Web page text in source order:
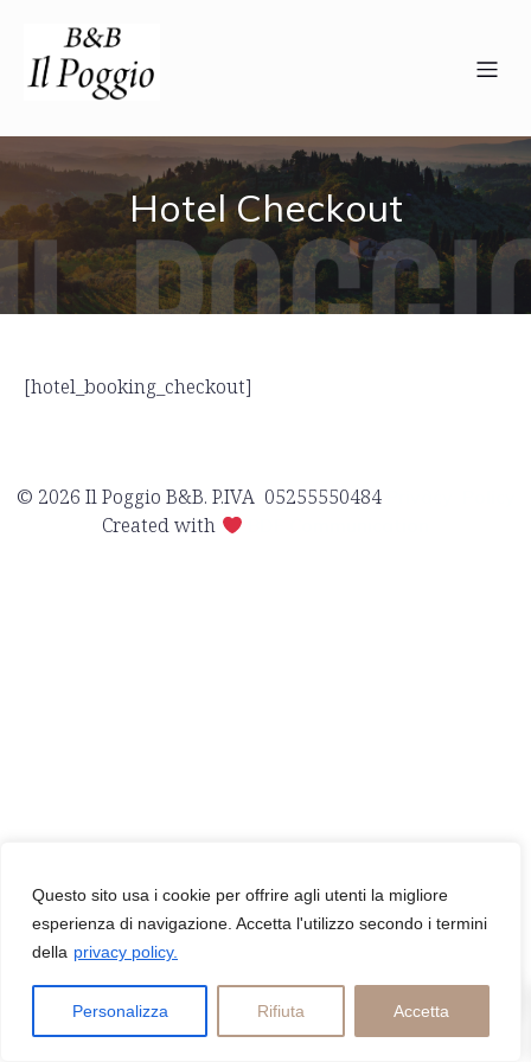
Questo sito usa i cookie per offrire agli utenti la migliore
esperienza di navigazione. Accetta l'utilizzo secondo i termini
della privacy policy.
Personalizza Rifiuta Accetta
Hotel Checkout
[hotel_booking_checkout]
© 2026 Il Poggio B&B. P.IVA 05255550484
Created with